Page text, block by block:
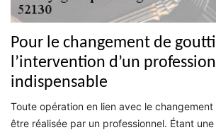
Pour le changement de
l’intervention d’un
indispensable
Toute opération en lien avec le
être réalisée par un professionnel. Étant